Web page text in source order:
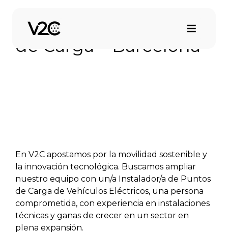
contenidoInstalador/a de Puntos
de Carga – Barcelona
En V2C apostamos por la movilidad sostenible y
la innovación tecnológica. Buscamos ampliar
nuestro equipo con un/a Instalador/a de Puntos
de Carga de Vehículos Eléctricos, una persona
comprometida, con experiencia en instalaciones
técnicas y ganas de crecer en un sector en
plena expansión.